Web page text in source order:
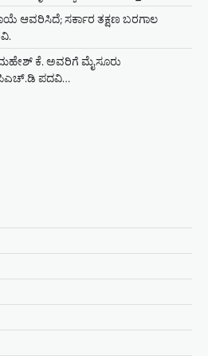
ಆವರಿಸಿದೆ; ಸರ್ಕಾರ ತಕ್ಷಣ ಬರಗಾಲ
ಕೆ. ಅವರಿಗೆ ಮೈಸೂರು
ಪದವಿ…